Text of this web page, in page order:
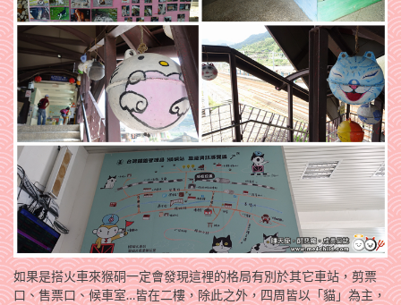
如果是搭火車來猴硐一定會發現這裡的格局有別於其它車站，剪票
口、售票口、候車室…皆在二樓，除此之外，四周皆以「貓」為主，